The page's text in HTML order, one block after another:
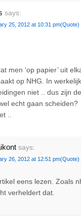
says:
25, 2012 at 10:31 pm(Quote)
men ‘op papier’ uit
op NHG. In
niet .. dus zijn
echt gaan scheiden?
..
says:
26, 2012 at 12:51 pm(Quote)
eens lezen. Zoals
verheldert dat.